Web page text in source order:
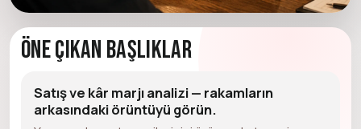
Öne Çıkan Başlıklar
Satış ve kâr marjı analizi — rakamların
arkasındaki örüntüyü görün.